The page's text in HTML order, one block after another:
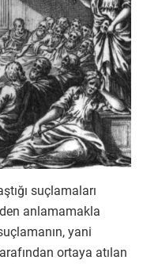
suçlamaları
anlamamakla
yani
ortaya atılan